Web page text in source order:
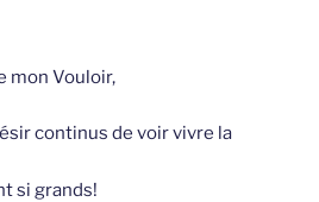
mon Vouloir,
continus de voir vivre la
si grands!